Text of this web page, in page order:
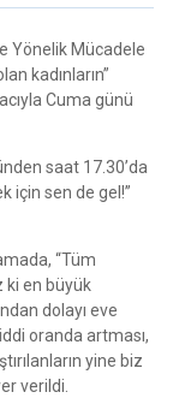
Yönelik Mücadele
kadınların”
Cuma günü
saat 17.30’da
için sen de gel!”
“Tüm
ki en büyük
dolayı eve
oranda artması,
yine biz
verildi.